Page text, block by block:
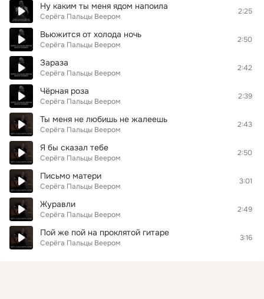
Ну каким ты меня ядом напоила
Серёга Пальцы Веером
2:25
Вьюжится от xолода ночь
Серёга Пальцы Веером
2:50
Зараза
Серёга Пальцы Веером
2:42
Чёрная роза
Серёга Пальцы Веером
2:39
Ты меня не любишь не жалеешь
Серёга Пальцы Веером
2:43
Я бы сказал тебе
Серёга Пальцы Веером
2:50
Письмо матери
Серёга Пальцы Веером
3:01
Журавли
Серёга Пальцы Веером
2:49
Пой же пой на проклятой гитаре
Серёга Пальцы Веером
3:16